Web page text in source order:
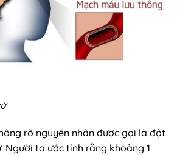
rõ nguyên nhân được gọi là đột
Người ta ước tính rằng khoảng 1